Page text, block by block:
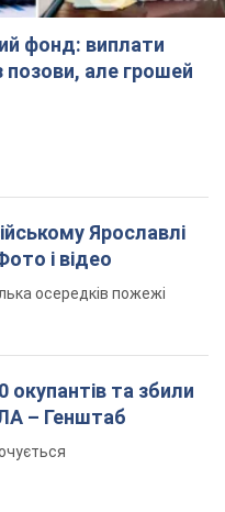
фонд: виплати
але грошей
Ярославлі
і відео
осередків пожежі
окупантів та збили
– Генштаб